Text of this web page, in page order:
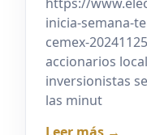
https://
inicia-semana-
cemex-
accionarios
inversionistas
las minut